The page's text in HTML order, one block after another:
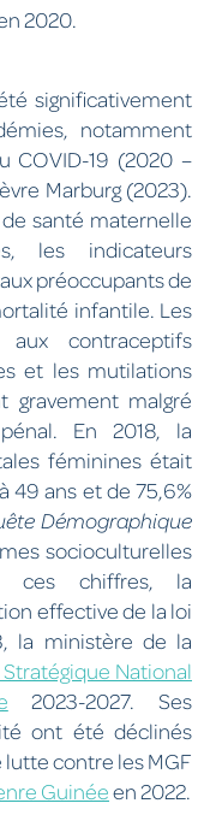
2020.
significativement
notamment
COVID-19 (2020 –
Marburg (2023).
santé maternelle
les indicateurs
préoccupants de
infantile. Les
contraceptifs
et les mutilations
gravement malgré
En 2018, la
féminines était
49 ans et de 75,6%
Démographique
socioculturelles
ces chiffres, la
effective de la loi
la ministère de la
Stratégique National
2023-2027. Ses
ont été déclinés
contre les MGF
Guinéeen 2022.